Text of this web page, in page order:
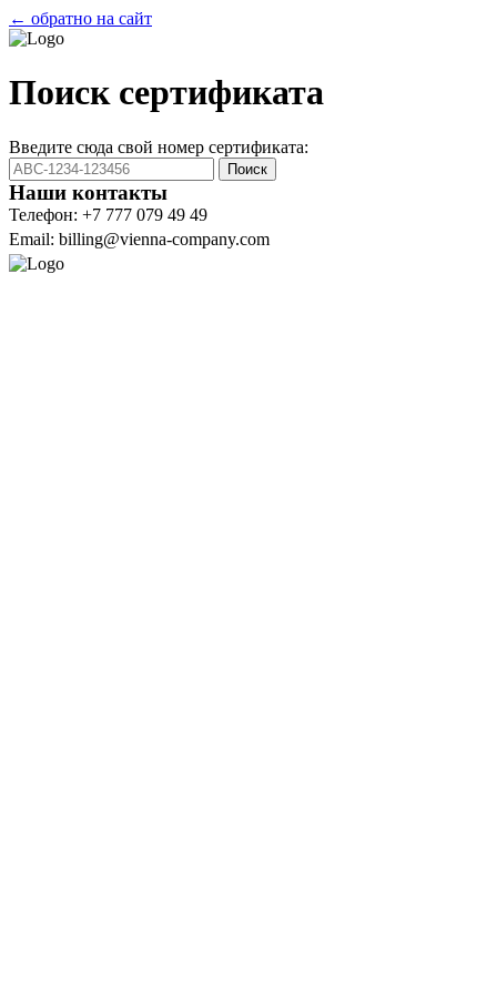
← обратно на сайт
Поиск сертификата
Введите сюда свой номер сертификата:
Поиск
Наши контакты
Телефон: +7 777 079 49 49
Email: billing@vienna-company.com